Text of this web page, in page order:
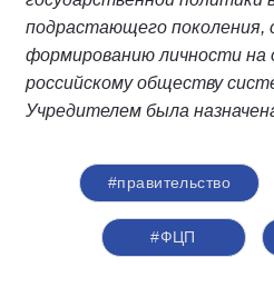
подрастающего поколения,
формированию личности на
российскому обществу
Учредителем была
#правительство
#ФЦП